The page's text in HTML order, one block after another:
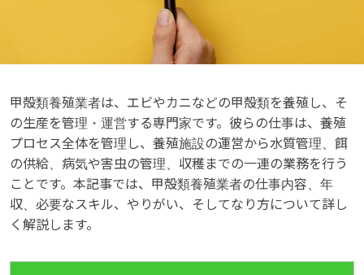
甲殻類養殖業者は、エビやカニなどの甲殻類を養殖し、そ
の生産を管理・運営する専門家です。彼らの仕事は、養殖
プロセス全体を管理し、養殖施設の運営から水質管理、餌
の供給、病気や害虫の管理、収穫までの一連の業務を行う
ことです。本記事では、甲殻類養殖業者の仕事内容、年
収、必要なスキル、やりがい、そしてなり方について詳し
く解説します。